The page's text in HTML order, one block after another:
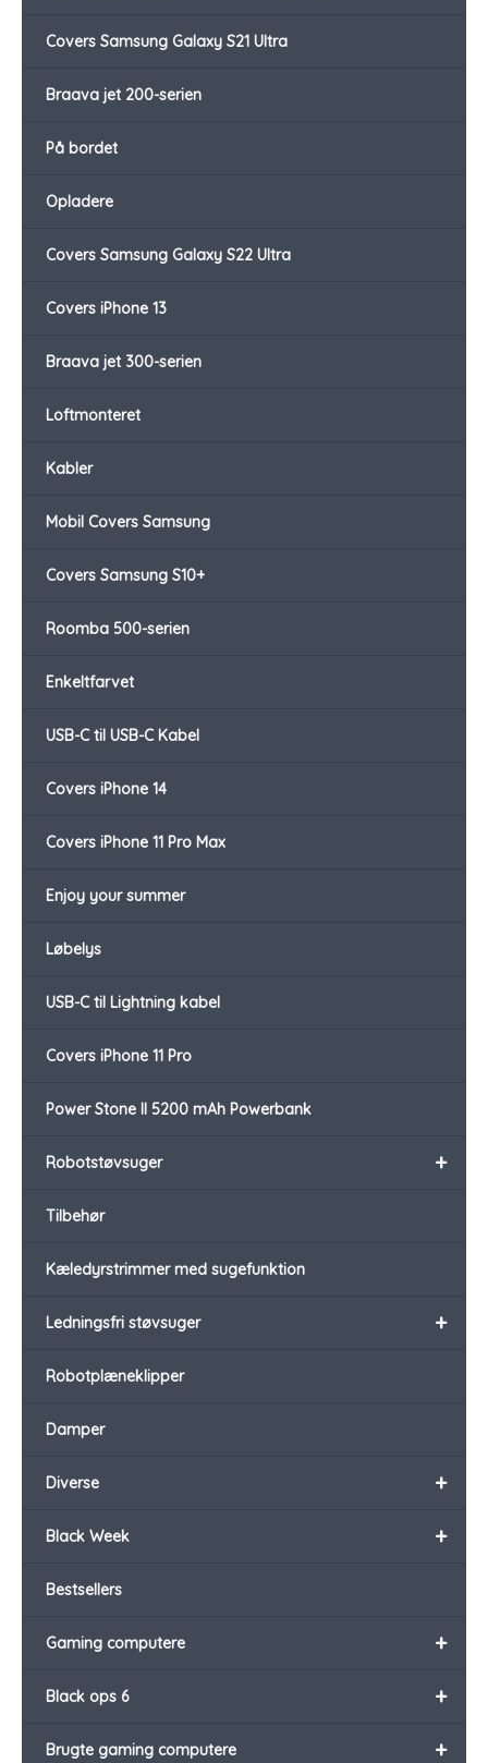
Covers Samsung Galaxy S21 Ultra
Braava jet 200-serien
På bordet
Opladere
Covers Samsung Galaxy S22 Ultra
Covers iPhone 13
Braava jet 300-serien
Loftmonteret
Kabler
Mobil Covers Samsung
Covers Samsung S10+
Roomba 500-serien
Enkeltfarvet
USB-C til USB-C Kabel
Covers iPhone 14
Covers iPhone 11 Pro Max
Enjoy your summer
Løbelys
USB-C til Lightning kabel
Covers iPhone 11 Pro
Power Stone II 5200 mAh Powerbank
+
Robotstøvsuger
Tilbehør
Kæledyrstrimmer med sugefunktion
+
Ledningsfri støvsuger
Robotplæneklipper
Damper
+
Diverse
+
Black Week
Bestsellers
+
Gaming computere
+
Black ops 6
+
Brugte gaming computere